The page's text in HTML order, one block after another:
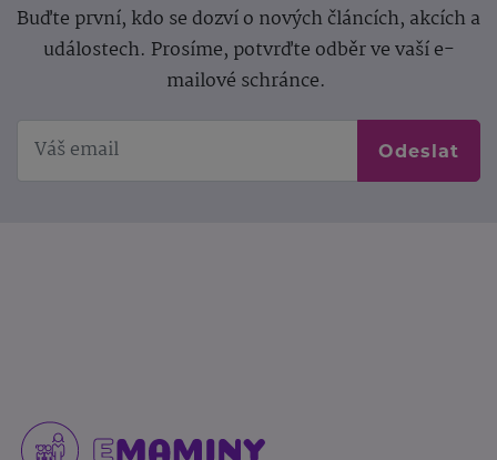
Buďte první, kdo se dozví o nových článcích, akcích a
událostech. Prosíme, potvrďte odběr ve vaší e-
mailové schránce.
Odeslat